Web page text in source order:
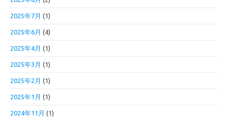
2025年7月 (1)
2025年6月 (4)
2025年4月 (1)
2025年3月 (1)
2025年2月 (1)
2025年1月 (1)
2024年11月 (1)